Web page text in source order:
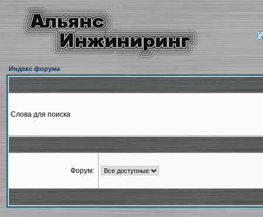
Индекс форума
Слова для поиска
Форум: